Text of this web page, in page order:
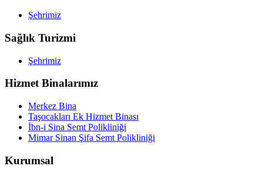
Şehrimiz
Sağlık Turizmi
Şehrimiz
Hizmet Binalarımız
Merkez Bina
Taşocakları Ek Hizmet Binası
İbn-i Sina Semt Polikliniği
Mimar Sinan Şifa Semt Polikliniği
Kurumsal